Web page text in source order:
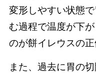
変形しやすい状態
む過程で温度が下
のが餅イレウスの正
また、過去に胃の